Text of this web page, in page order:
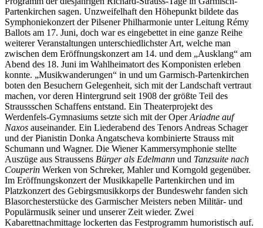
Partenkirchen sagen. Unzweifelhaft den Höhepunkt bildete das
Symphoniekonzert der Pilsener Philharmonie unter Leitung Rémy
Ballots am 17. Juni, doch war es eingebettet in eine ganze Reihe
weiterer Veranstaltungen unterschiedlichster Art, welche man
zwischen dem Eröffnungskonzert am 14. und dem „Ausklang“ am
Abend des 18. Juni im Wahlheimatort des Komponisten erleben
konnte. „Musikwanderungen“ in und um Garmisch-Partenkirchen
boten den Besuchern Gelegenheit, sich mit der Landschaft vertraut
machen, vor deren Hintergrund seit 1908 der größte Teil des
Straussschen Schaffens entstand. Ein Theaterprojekt des
Werdenfels-Gymnasiums setzte sich mit der OperAriadne auf
Naxos auseinander. Ein Liederabend des Tenors Andreas Schager
und der Pianistin Donka Angatscheva kombinierte Strauss mit
Schumann und Wagner. Die Wiener Kammersymphonie stellte
Auszüge aus Straussens Bürger als Edelmann und Tanzsuite nach
Couperin Werken von Schreker, Mahler und Korngold gegenüber.
Im Eröffnungskonzert der Musikkapelle Partenkirchen und im
Platzkonzert des Gebirgsmusikkorps der Bundeswehr fanden sich
Blasorchesterstücke des Garmischer Meisters neben Militär- und
Populärmusik seiner und unserer Zeit wieder. Zwei
Kabarettnachmittage lockerten das Festprogramm humoristisch auf.